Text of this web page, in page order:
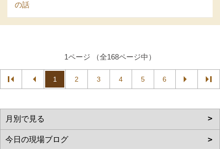
の話
1ページ （全168ページ中）
1 2 3 4 5 6